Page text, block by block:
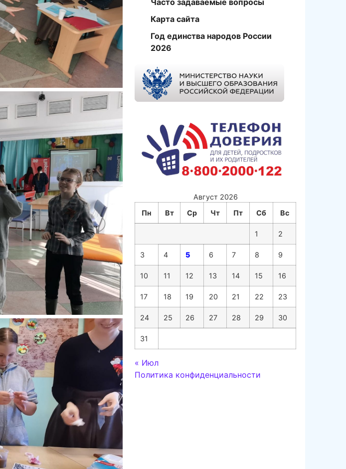
Карта сайта
Год единства народов России
2026
Август 2026
Пн
Вт Ср Чт Пт Сб Вс
1 2
3 4 5 6 7 8 9
10 11 12 13 14 15 16
17 18 19 20 21 22 23
24 25 26 27 28 29 30
31
« Июл
Политика конфиденциальности